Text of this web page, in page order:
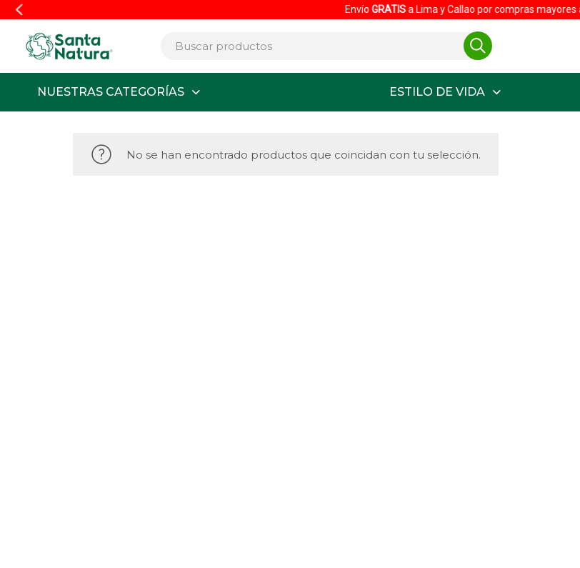
EnvíoGRATISa Lima y Callao por compras mayores
NUESTRAS CATEGORÍAS ESTILO DE VIDA
No se han encontrado productos que coincidan con tu selección.